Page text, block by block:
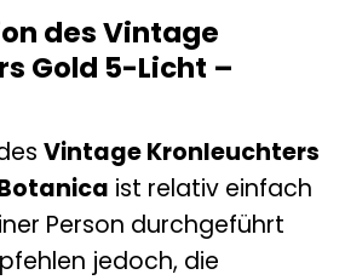
des Vintage
Gold 5-Licht –
Vintage Kronleuchters
ist relativ einfach
Person durchgeführt
jedoch, die